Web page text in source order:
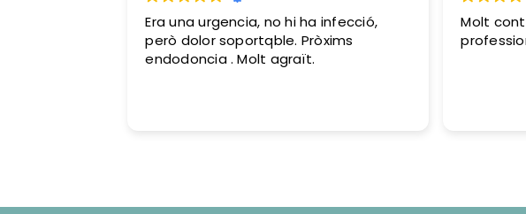
Era una urgencia, no hi ha infecció,
però dolor soportqble. Pròxims
endodoncia . Molt agraït.
Molt